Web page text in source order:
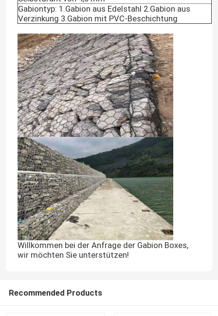
Haus
Produkte
VR-Show
Gabiontyp: 1.Gabion aus Edelstahl 2.Gabion aus
Verzinkung 3.Gabion mit PVC-Beschichtung
Willkommen bei der Anfrage der Gabion Boxes,
wir möchten Sie unterstützen!
Recommended Products